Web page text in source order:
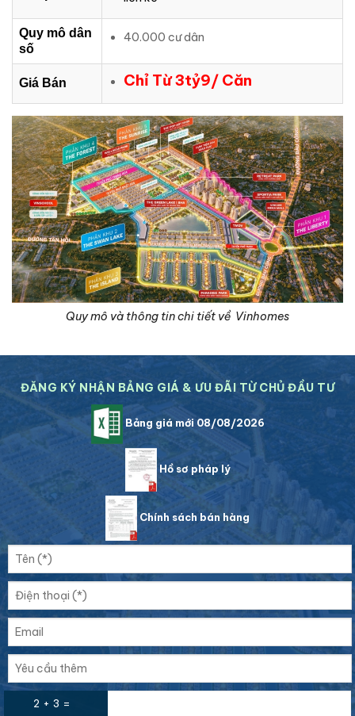
Quy mô dân
số
40.000 cư dân
Giá Bán Chỉ Từ 3tỷ9/ Căn
Quy mô và thông tin chi tiết về Vinhomes
ĐĂNG KÝ NHẬN BẢNG GIÁ & ƯU ĐÃI TỪ CHỦ ĐẦU TƯ
Bảng giá mới 08/08/2026
Hồ sơ pháp lý
Chính sách bán hàng
2 + 3 =